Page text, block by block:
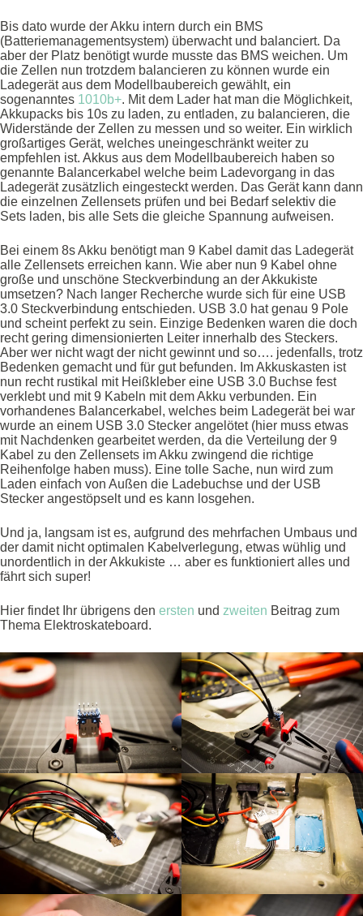
Bis dato wurde der Akku intern durch ein BMS
(Batteriemanagementsystem) überwacht und balanciert. Da
aber der Platz benötigt wurde musste das BMS weichen. Um
die Zellen nun trotzdem balancieren zu können wurde ein
Ladegerät aus dem Modellbaubereich gewählt, ein
sogenanntes 1010b+. Mit dem Lader hat man die Möglichkeit,
Akkupacks bis 10s zu laden, zu entladen, zu balancieren, die
Widerstände der Zellen zu messen und so weiter. Ein wirklich
großartiges Gerät, welches uneingeschränkt weiter zu
empfehlen ist. Akkus aus dem Modellbaubereich haben so
genannte Balancerkabel welche beim Ladevorgang in das
Ladegerät zusätzlich eingesteckt werden. Das Gerät kann dann
die einzelnen Zellensets prüfen und bei Bedarf selektiv die
Sets laden, bis alle Sets die gleiche Spannung aufweisen.
Bei einem 8s Akku benötigt man 9 Kabel damit das Ladegerät
alle Zellensets erreichen kann. Wie aber nun 9 Kabel ohne
große und unschöne Steckverbindung an der Akkukiste
umsetzen? Nach langer Recherche wurde sich für eine USB
3.0 Steckverbindung entschieden. USB 3.0 hat genau 9 Pole
und scheint perfekt zu sein. Einzige Bedenken waren die doch
recht gering dimensionierten Leiter innerhalb des Steckers.
Aber wer nicht wagt der nicht gewinnt und so…. jedenfalls, trotz
Bedenken gemacht und für gut befunden. Im Akkuskasten ist
nun recht rustikal mit Heißkleber eine USB 3.0 Buchse fest
verklebt und mit 9 Kabeln mit dem Akku verbunden. Ein
vorhandenes Balancerkabel, welches beim Ladegerät bei war
wurde an einem USB 3.0 Stecker angelötet (hier muss etwas
mit Nachdenken gearbeitet werden, da die Verteilung der 9
Kabel zu den Zellensets im Akku zwingend die richtige
Reihenfolge haben muss). Eine tolle Sache, nun wird zum
Laden einfach von Außen die Ladebuchse und der USB
Stecker angestöpselt und es kann losgehen.
Und ja, langsam ist es, aufgrund des mehrfachen Umbaus und
der damit nicht optimalen Kabelverlegung, etwas wühlig und
unordentlich in der Akkukiste … aber es funktioniert alles und
fährt sich super!
Hier findet Ihr übrigens den ersten und zweiten Beitrag zum
Thema Elektroskateboard.